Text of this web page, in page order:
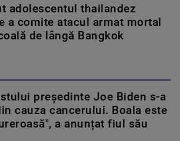
adolescentul thailandez
a comite atacul armat mortal
de lângă Bangkok
președinte Joe Biden s-a
cauza cancerului. Boala este
a anunțat fiul său